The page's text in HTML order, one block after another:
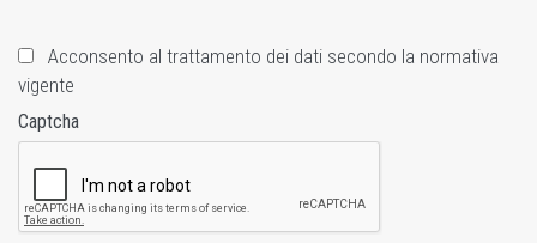
Acconsento al trattamento dei dati secondo la normativa
vigente
Captcha